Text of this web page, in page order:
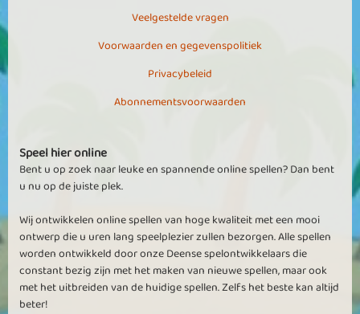
Veelgestelde vragen
Voorwaarden en gegevenspolitiek
Privacybeleid
Abonnementsvoorwaarden
Speel hier online
Bent u op zoek naar leuke en spannende online spellen? Dan bent
u nu op de juiste plek.
Wij ontwikkelen online spellen van hoge kwaliteit met een mooi
ontwerp die u uren lang speelplezier zullen bezorgen. Alle spellen
worden ontwikkeld door onze Deense spelontwikkelaars die
constant bezig zijn met het maken van nieuwe spellen, maar ook
met het uitbreiden van de huidige spellen. Zelfs het beste kan altijd
beter!